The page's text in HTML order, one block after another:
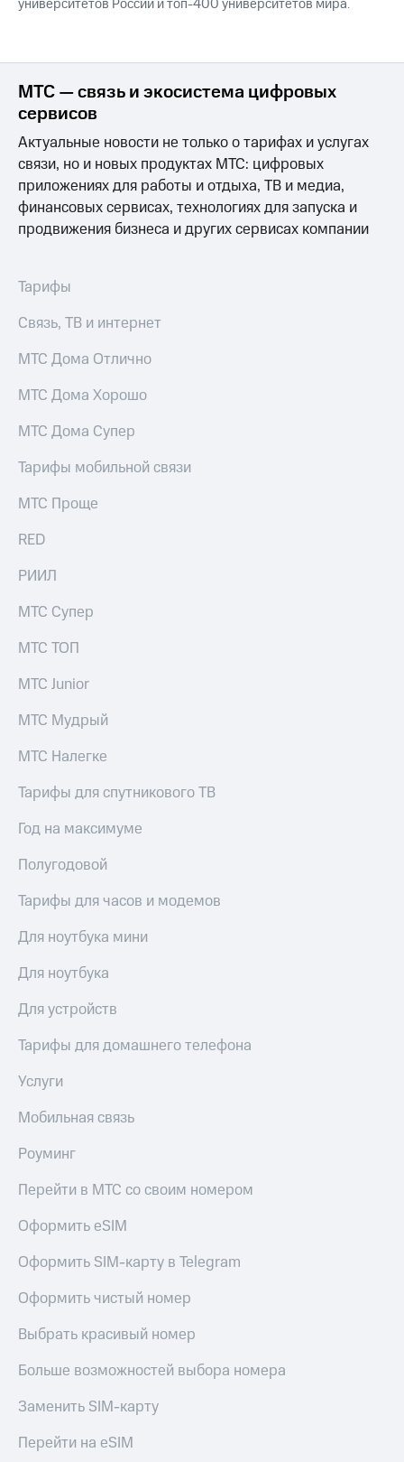
университетов России и топ-400 университетов мира.
МТС — связь и экосистема цифровых
сервисов
Актуальные новости не только о тарифах и услугах
связи, но и новых продуктах МТС: цифровых
приложениях для работы и отдыха, ТВ и медиа,
финансовых сервисах, технологиях для запуска и
продвижения бизнеса и других сервисах компании
Тарифы
Связь, ТВ и интернет
МТС Дома Отлично
МТС Дома Хорошо
МТС Дома Супер
Тарифы мобильной связи
МТС Проще
RED
РИИЛ
МТС Супер
МТС ТОП
МТС Junior
МТС Мудрый
МТС Налегке
Тарифы для спутникового ТВ
Год на максимуме
Полугодовой
Тарифы для часов и модемов
Для ноутбука мини
Для ноутбука
Для устройств
Тарифы для домашнего телефона
Услуги
Мобильная связь
Роуминг
Перейти в МТС со своим номером
Оформить eSIM
Оформить SIM-карту в Telegram
Оформить чистый номер
Выбрать красивый номер
Больше возможностей выбора номера
Заменить SIM-карту
Перейти на eSIM